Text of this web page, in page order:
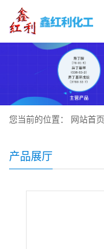
您当前的位置： 网站首页
产品展厅